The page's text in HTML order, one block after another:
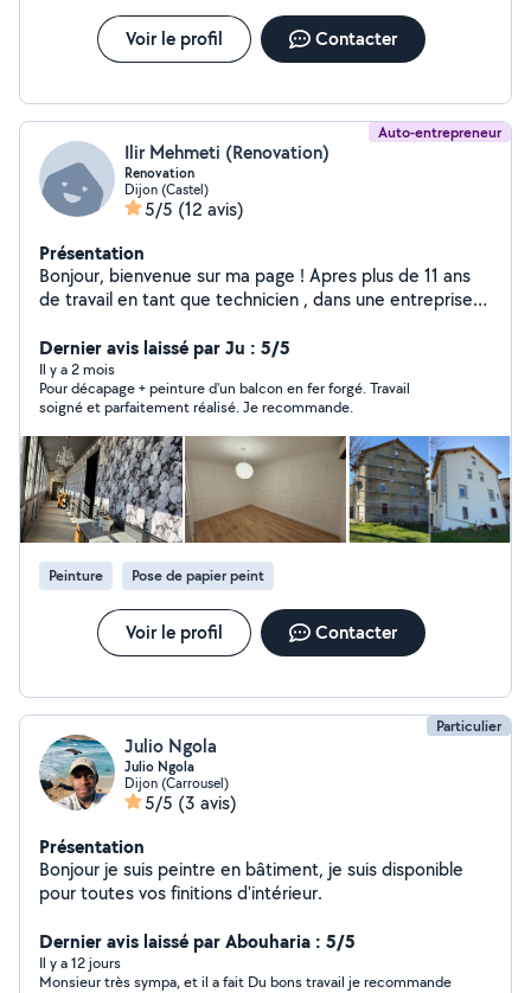
Voir le profil Contacter
Auto-entrepreneur
Ilir Mehmeti (Renovation)
Renovation
Dijon (Castel)
5/5 (12 avis)
Présentation
Bonjour, bienvenue sur ma page ! Apres plus de 11 ans
de travail en tant que technicien , dans une entreprise
depuis plus de 2 ans maintenant
Dernier avis laissé par Ju : 5/5
Il y a 2 mois
Pour décapage + peinture d'un balcon en fer forgé. Travail
soigné et parfaitement réalisé. Je recommande.
Peinture Pose de papier peint
Voir le profil Contacter
Particulier
Julio Ngola
Julio Ngola
Dijon (Carrousel)
5/5 (3 avis)
Présentation
Bonjour je suis peintre en bâtiment, je suis disponible
pour toutes vos finitions d'intérieur.
Dernier avis laissé par Abouharia : 5/5
Il y a 12 jours
Monsieur très sympa, et il a fait Du bons travail je recommande